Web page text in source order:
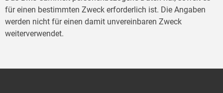
für einen bestimmten Zweck erforderlich ist. Die Angaben
werden nicht für einen damit unvereinbaren Zweck
weiterverwendet.